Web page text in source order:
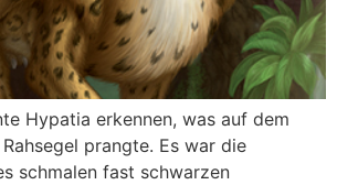
Hypatia erkennen, was auf dem
prangte. Es war die
schmalen fast schwarzen